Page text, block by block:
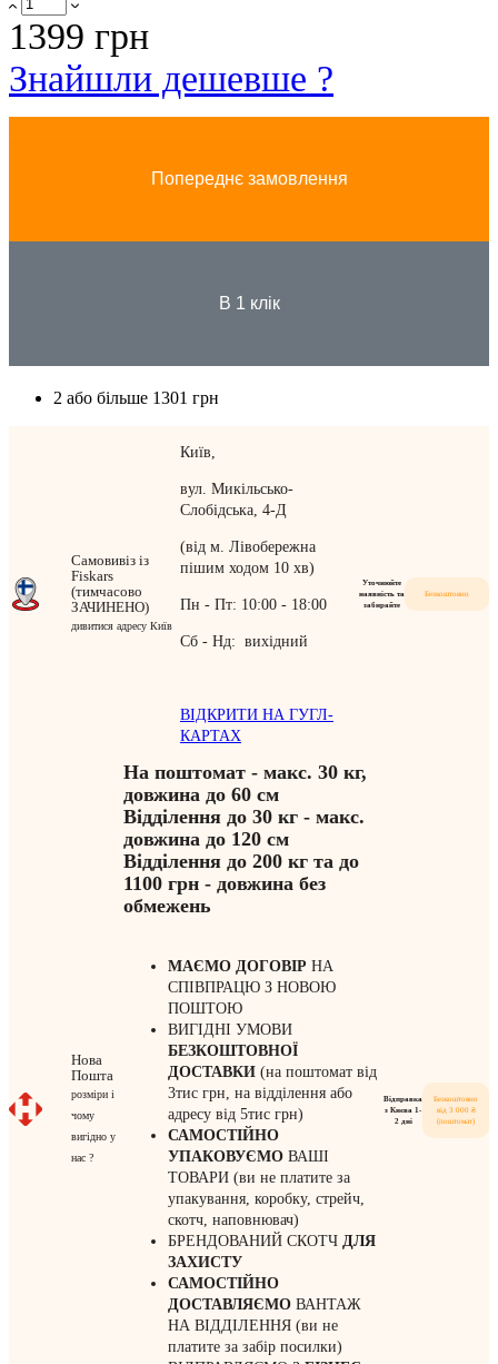
1399 грн
Знайшли дешевше ?
Попереднє замовлення
В 1 клік
2 або більше 1301 грн
Самовивіз із
Fiskars
(тимчасово
ЗАЧИНЕНО)
дивитися адресу Київ
Київ,
вул. Микільсько-
Слобідська, 4-Д
(від м. Лівобережна
пішим ходом 10 хв)
Пн - Пт: 10:00 - 18:00
Сб - Нд: вихідний
ВІДКРИТИ НА ГУГЛ-
КАРТАХ
Уточнюйте
наявність та
забирайте
Безкоштовно
Нова
Пошта
розміри і
чому
вигідно у
нас ?
На поштомат - макс. 30 кг,
довжина до 60 см
Відділення до 30 кг - макс.
довжина до 120 см
Відділення до 200 кг та до
1100 грн - довжина без
обмежень
МАЄМО ДОГОВІР НА
СПІВПРАЦЮ З НОВОЮ
ПОШТОЮ
ВИГІДНІ УМОВИ
БЕЗКОШТОВНОЇ
ДОСТАВКИ(на поштомат від
3тис грн, на відділення або
адресу від 5тис грн)
САМОСТІЙНО
УПАКОВУЄМОВАШІ
ТОВАРИ (ви не платите за
упакування, коробку, стрейч,
скотч, наповнювач)
БРЕНДОВАНИЙ СКОТЧ ДЛЯ
ЗАХИСТУ
САМОСТІЙНО
ДОСТАВЛЯЄМОВАНТАЖ
НА ВІДДІЛЕННЯ (ви не
платите за забір посилки)
Відправка
з Києва 1-
2 дні
Безкоштовно
від 3 000 ₴
(поштомат)